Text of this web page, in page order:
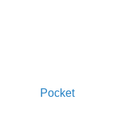
Pocket